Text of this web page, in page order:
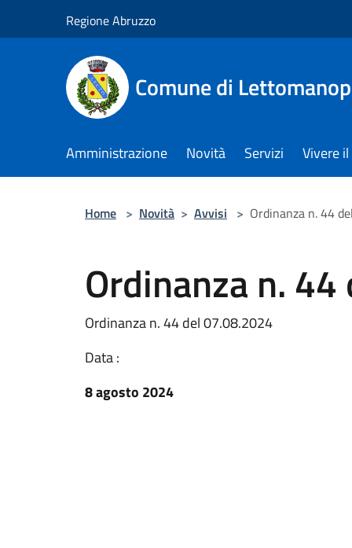
Regione Abruzzo
Comune di
Amministrazione Novità Servizi Vivere
Home > Novità > Avvisi > Ordinanza n. 44
Ordinanza n.
Ordinanza n. 44 del 07.08.2024
Data :
8 agosto 2024